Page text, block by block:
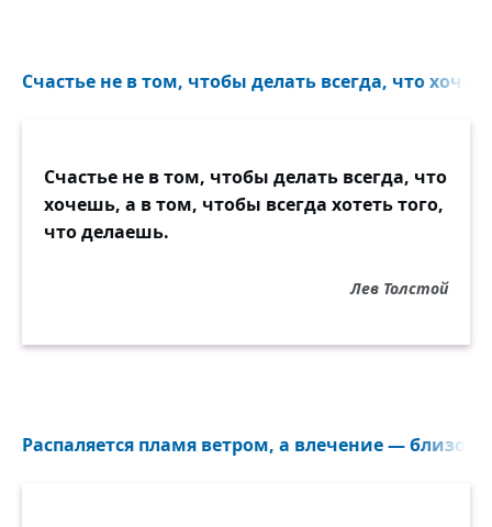
Счастье не в том, чтобы делать всегда, что
Счастье не в том, чтобы делать всегда, что
хочешь, а в том, чтобы всегда хотеть того,
что делаешь.
Лев Толстой
Распаляется пламя ветром, а влечение —